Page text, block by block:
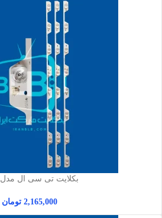
بکلایت تی سی ال مدل 43P1
2,165,000 تومان